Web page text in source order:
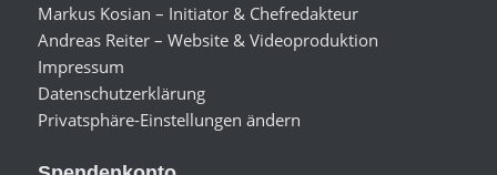
Markus Kosian – Initiator & Chefredakteur
Andreas Reiter – Website & Videoproduktion
Impressum
Datenschutzerklärung
Privatsphäre-Einstellungen ändern